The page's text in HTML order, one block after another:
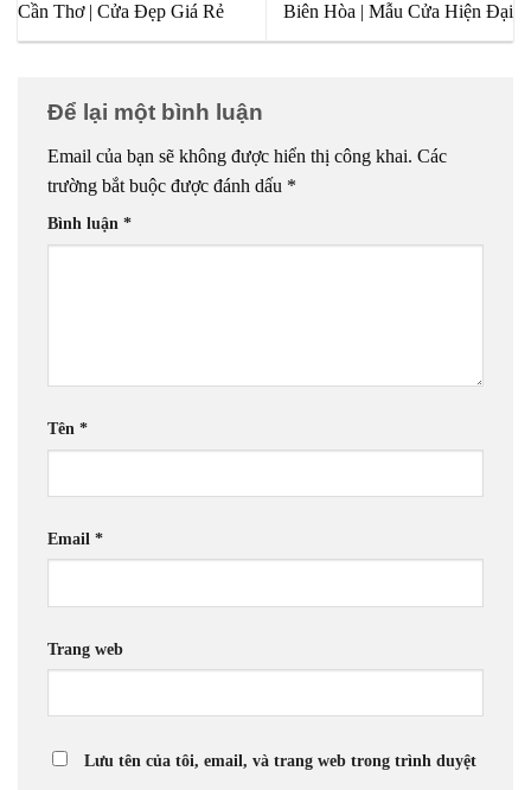
Cần Thơ | Cửa Đẹp Giá Rẻ
Biên Hòa | Mẫu Cửa Hiện Đại
Để lại một bình luận
Email của bạn sẽ không được hiển thị công khai. Các
trường bắt buộc được đánh dấu *
Bình luận *
Tên *
Email *
Trang web
Lưu tên của tôi, email, và trang web trong trình duyệt